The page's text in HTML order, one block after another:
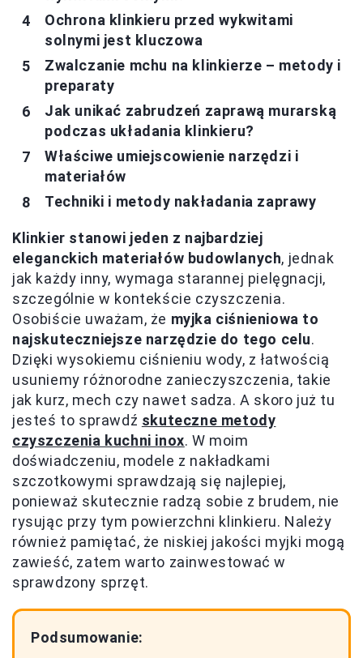
Ochrona klinkieru przed wykwitami
solnymi jest kluczowa
Zwalczanie mchu na klinkierze – metody i
preparaty
Jak unikać zabrudzeń zaprawą murarską
podczas układania klinkieru?
Właściwe umiejscowienie narzędzi i
materiałów
Techniki i metody nakładania zaprawy
Klinkier stanowi jeden z najbardziej
eleganckich materiałów budowlanych, jednak
jak każdy inny, wymaga starannej pielęgnacji,
szczególnie w kontekście czyszczenia.
Osobiście uważam, że myjka ciśnieniowa to
najskuteczniejsze narzędzie do tego celu.
Dzięki wysokiemu ciśnieniu wody, z łatwością
usuniemy różnorodne zanieczyszczenia, takie
jak kurz, mech czy nawet sadza. A skoro już tu
jesteś to sprawdź skuteczne metody
czyszczenia kuchni inox. W moim
doświadczeniu, modele z nakładkami
szczotkowymi sprawdzają się najlepiej,
ponieważ skutecznie radzą sobie z brudem, nie
rysując przy tym powierzchni klinkieru. Należy
również pamiętać, że niskiej jakości myjki mogą
zawieść, zatem warto zainwestować w
sprawdzony sprzęt.
Podsumowanie: